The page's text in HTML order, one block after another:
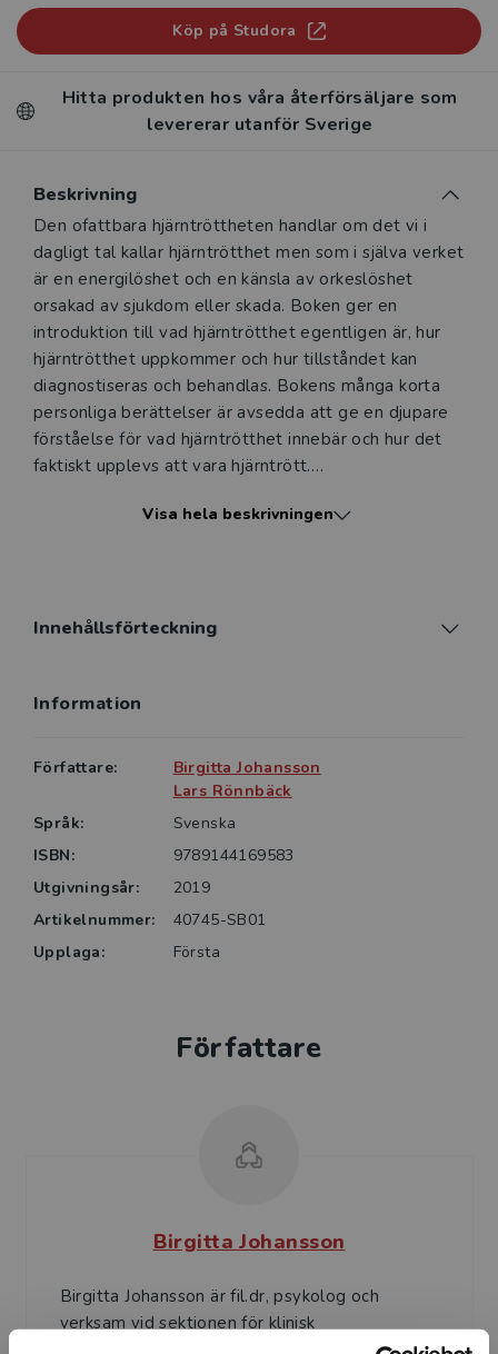
Köp på Studora
Hitta produkten hos våra återförsäljare som
levererar utanför Sverige
Beskrivning
Beskrivning
Den ofattbara hjärntröttheten handlar om det vi i
dagligt tal kallar hjärntrötthet men som i själva verket
är en energilöshet och en känsla av orkeslöshet
orsakad av sjukdom eller skada. Boken ger en
introduktion till vad hjärntrötthet egentligen är, hur
hjärntrötthet uppkommer och hur tillståndet kan
diagnostiseras och behandlas. Bokens många korta
personliga berättelser är avsedda att ge en djupare
förståelse för vad hjärntrötthet innebär och hur det
faktiskt upplevs att vara hjärntrött.
Boken vänder sig till studenter inom vården, till
försäkringsbolag. Självklart vänder vi oss även till
denna bok ska öka medvetenheten och kunskapen
Visa hela beskrivningen
Innehållsförteckning
Information
Författare:
Birgitta Johansson
Lars Rönnbäck
Språk:
Svenska
ISBN:
9789144169583
Utgivningsår:
2019
Artikelnummer:
40745-SB01
Upplaga:
Första
Författare
Birgitta Johansson
Birgitta Johansson är fil.dr, psykolog och
verksam vid sektionen för klinisk